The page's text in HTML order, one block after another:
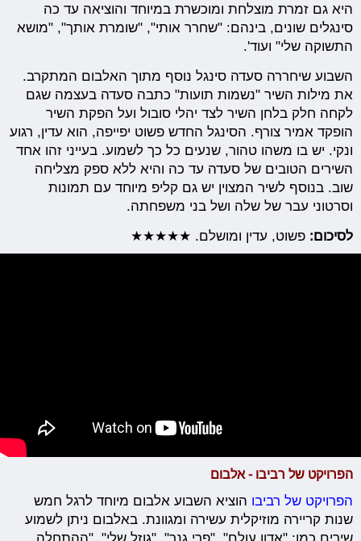
היא גם זמרת מוצלחת ומוכשרת במיוחד והוציאה עד כה
סינגלים שונים, בינהם: "שחרר אותי", "שומרת אותך", "מושא
התשוקה שלי" ועוד'.
השבוע שיחררה סעדה סינגל נוסף מתוך האלבום המתקרב.
את מילות השיר "נשמות תועות" כתבה סעדה בעצמה שגם
לקחה חלק בלחן השיר לצד יהלי סובול ועל הפקת השיר
הופקד אמיר צורף. הסינגל החדש פשוט יפייפה, הוא עדין, רגוע
ונקי. יש בו משהו טהור, שנעים כל כך לשמוע. בעייני זהו אחד
השירים הטובים של סעדה עד כה והיא ללא ספק מצליחה
שוב. בנוסף לשיר המצוין יש גם קליפ מיוחד עם תמונות
וסרטוני עבר של שלה ושל בני משפחתה.
לסיכום: פשוט, עדין ומושלם. ★★★★★
הפרויקט של רביבו - אלבום
הפרויקט של רביבו הוציא השבוע אלבום מיוחד לרגל חמש
שנות קריירה מוזיקלית עשירה ומגוונת. באלבום ניתן לשמוע